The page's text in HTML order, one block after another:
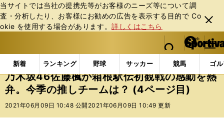
当サイトでは当社の提携先等がお客様のニーズ等について調
査・分析したり、お客様にお勧めの広告を表⽰する⽬的で Co
okie を使⽤する場合があります。詳しくはこちら
閉じ
る
web Sportiva (webスポルティーバ)
検索
マイペ
ー
ジ
メニュ
新着 ランキング 野球 サッカー 競馬 ゴ
b
ス
ポ
ル
エンタメ 乃木坂46佐藤楓が箱根駅伝初観戦の感動を熱
乃木坂46佐藤楓が箱根駅伝初観戦の感動を熱
弁。今季の推しチームは？ (4ページ目)
2021年06月09日 10:48 公開 2021年06月09日 10:49 更新